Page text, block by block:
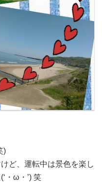
)
ど、運転中は景色を楽し
・ω・’) 笑